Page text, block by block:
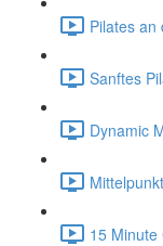
Pilates an
Sanftes
Dynamic
15 Minute